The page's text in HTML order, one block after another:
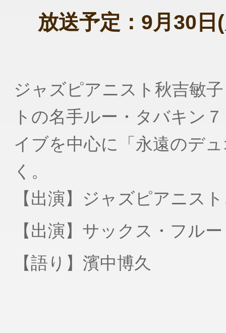
放送予定：9月30
ジャズピアニスト秋吉敏
トの名手ルー・タバキン
イブを中心に「永遠のデ
く。
【出演】ジャズピアニス
【出演】サックス・フル
【語り】濱中博久